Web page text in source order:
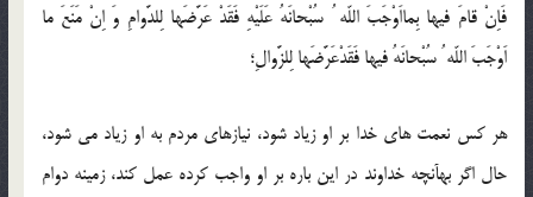
فَاِنْ قامَ فيها بِمااَوْجَبَ اللّه ُ سُبْحانَهُ عَلَيْهِ فَقَدْ عَرَّضَها لِلدَّوامِ وَ اِنْ مَنَعَ ما
اَوْجَبَ اللّه ُ سُبْحانَهُ فيها فَقَدْعَرَّضَها لِلزَّوالِ؛
هر كس نعمت هاى خدا بر او زياد شود، نيازهاى مردم به او زياد مى شود،
حال اگر بهآنچه خداوند در اين باره بر او واجب كرده عمل كند، زمينه دوام